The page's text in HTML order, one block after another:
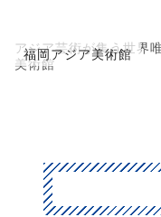
福岡アジア美術館
アジア芸術が集う世界
美術館